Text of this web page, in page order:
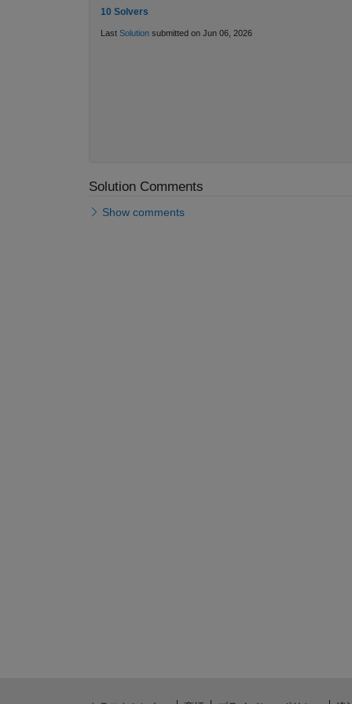
10 Solvers
Last Solutionsubmitted on Jun 06, 2026
Solution Comments
Show comments